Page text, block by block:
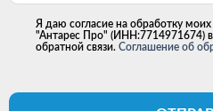
Я даю согласие на обработку
"Антарес Про" (ИНН:7714971674) в
обратной связи. Соглашение об